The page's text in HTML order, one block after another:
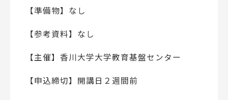
【準備物】なし
【参考資料】なし
【主催】香川大学大学教育基盤センター
【申込締切】開講日２週間前